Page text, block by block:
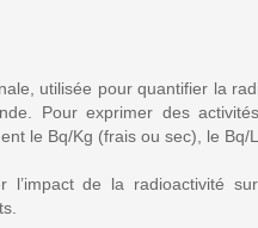
utilisée pour quantifier la
Pour exprimer des
le Bq/Kg (frais ou sec), le Bq/
l’impact de la radioactivité